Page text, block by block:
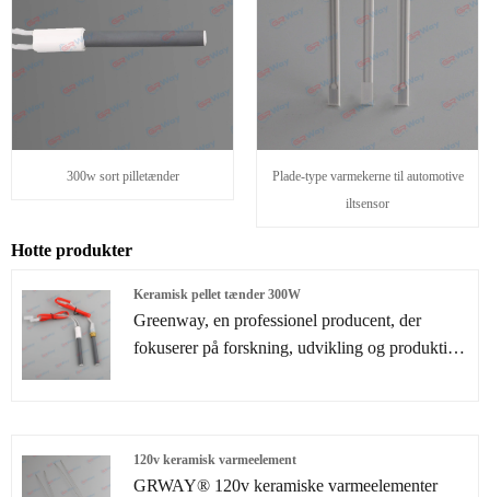
300w sort pilletænder
Plade-type varmekerne til automotive
iltsensor
Hotte produkter
Keramisk pellet tænder 300W
Greenway, en professionel producent, der
fokuserer på forskning, udvikling og produktion
tilvejebringe effektive og pålidelige
tændingsløsninger til biomasseenergi.
120v keramisk varmeelement
GRWAY® 120v keramiske varmeelementer